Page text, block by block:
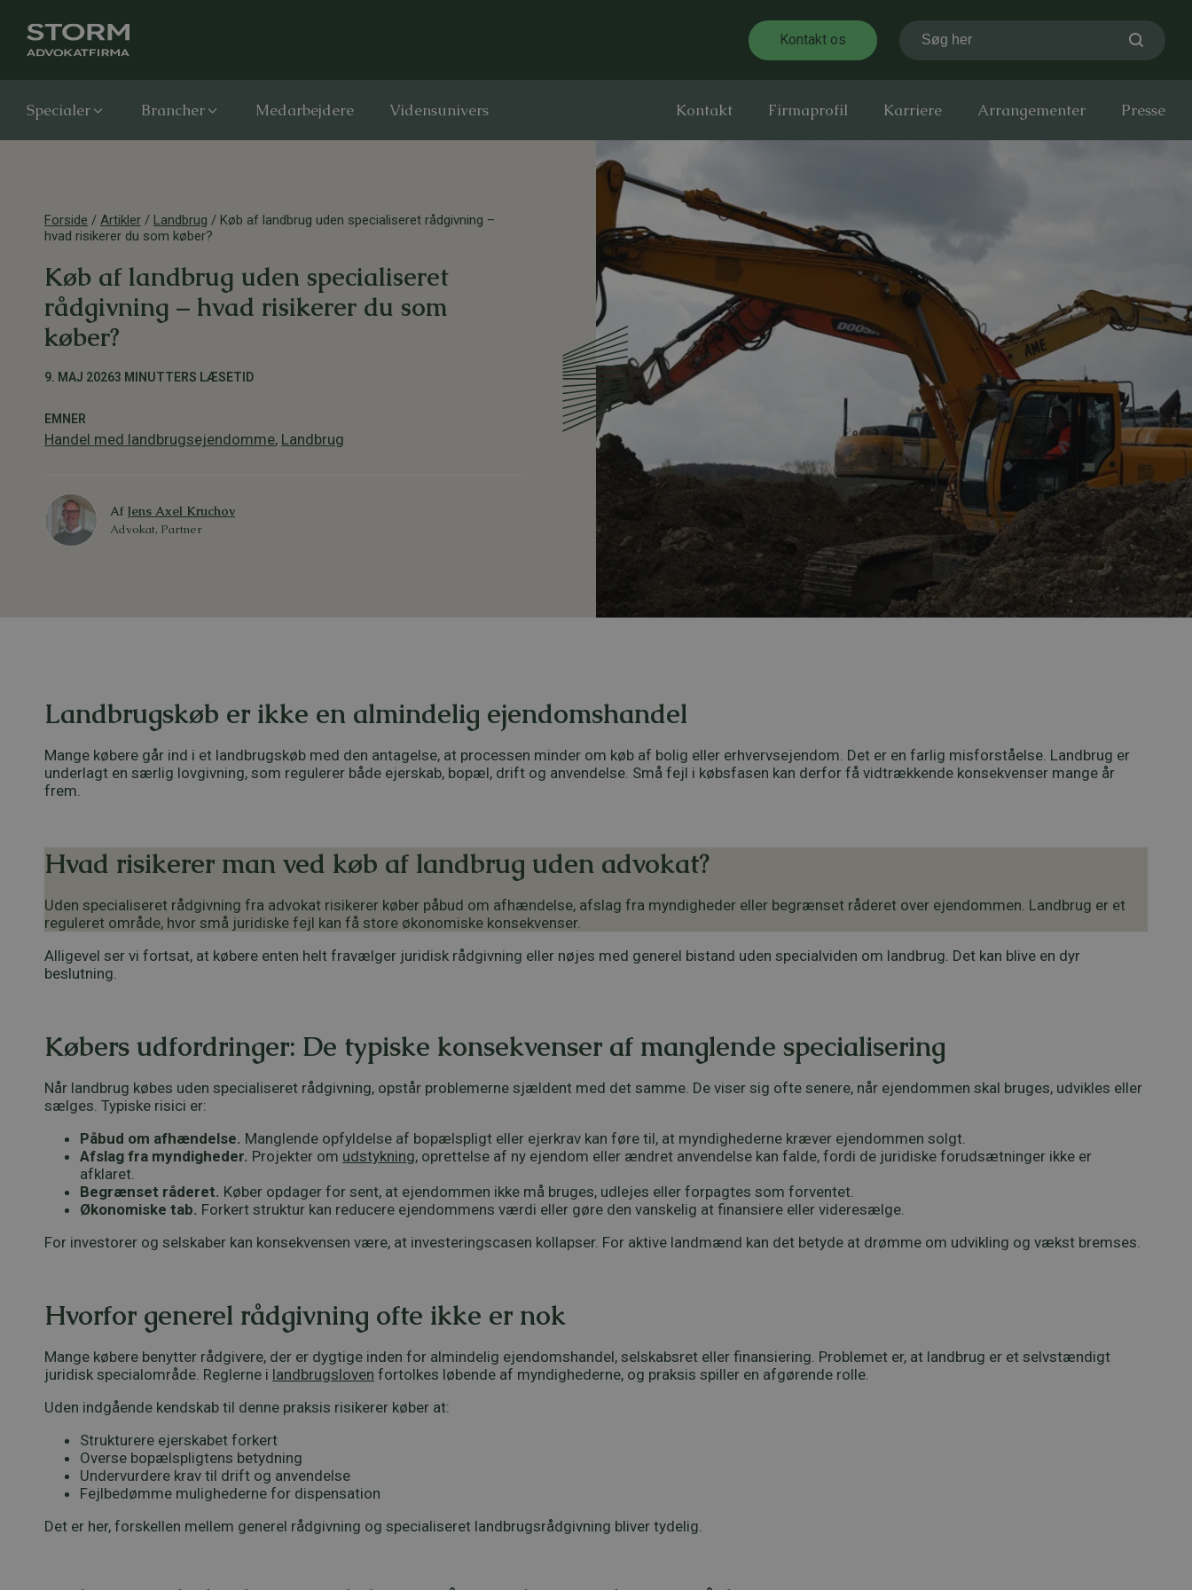
Kontakt os Søg her
Specialer Brancher Medarbejdere Vidensunivers Kontakt Firmaprofil Karriere Arrangementer Presse
Forside / Artikler / Landbrug / Køb af landbrug uden specialiseret rådgivning –
hvad risikerer du som køber?
Køb af landbrug uden specialiseret
rådgivning – hvad risikerer du som
køber?
9. MAJ 20263 MINUTTERS LÆSETID
EMNER
Handel med landbrugsejendomme, Landbrug
Af Jens Axel Kruchov
Advokat, Partner
Landbrugskøb er ikke en almindelig ejendomshandel
Mange købere går ind i et landbrugskøb med den antagelse, at processen minder om køb af bolig eller erhvervsejendom. Det er en farlig misforståelse. Landbrug er
underlagt en særlig lovgivning, som regulerer både ejerskab, bopæl, drift og anvendelse. Små fejl i købsfasen kan derfor få vidtrækkende konsekvenser mange år
frem.
Hvad risikerer man ved køb af landbrug uden advokat?
Uden specialiseret rådgivning fra advokat risikerer køber påbud om afhændelse, afslag fra myndigheder eller begrænset råderet over ejendommen. Landbrug er et
reguleret område, hvor små juridiske fejl kan få store økonomiske konsekvenser.
Alligevel ser vi fortsat, at købere enten helt fravælger juridisk rådgivning eller nøjes med generel bistand uden specialviden om landbrug. Det kan blive en dyr
beslutning.
Købers udfordringer: De typiske konsekvenser af manglende specialisering
Når landbrug købes uden specialiseret rådgivning, opstår problemerne sjældent med det samme. De viser sig ofte senere, når ejendommen skal bruges, udvikles eller
sælges. Typiske risici er:
Påbud om afhændelse. Manglende opfyldelse af bopælspligt eller ejerkrav kan føre til, at myndighederne kræver ejendommen solgt.
Afslag fra myndigheder. Projekter om udstykning, oprettelse af ny ejendom eller ændret anvendelse kan falde, fordi de juridiske forudsætninger ikke er
afklaret.
Begrænset råderet. Køber opdager for sent, at ejendommen ikke må bruges, udlejes eller forpagtes som forventet.
Økonomiske tab. Forkert struktur kan reducere ejendommens værdi eller gøre den vanskelig at finansiere eller videresælge.
For investorer og selskaber kan konsekvensen være, at investeringscasen kollapser. For aktive landmænd kan det betyde at drømme om udvikling og vækst bremses.
Hvorfor generel rådgivning ofte ikke er nok
Mange købere benytter rådgivere, der er dygtige inden for almindelig ejendomshandel, selskabsret eller finansiering. Problemet er, at landbrug er et selvstændigt
juridisk specialområde. Reglerne i landbrugsloven fortolkes løbende af myndighederne, og praksis spiller en afgørende rolle.
Uden indgående kendskab til denne praksis risikerer køber at:
Strukturere ejerskabet forkert
Overse bopælspligtens betydning
Undervurdere krav til drift og anvendelse
Fejlbedømme mulighederne for dispensation
Det er her, forskellen mellem generel rådgivning og specialiseret landbrugsrådgivning bliver tydelig.